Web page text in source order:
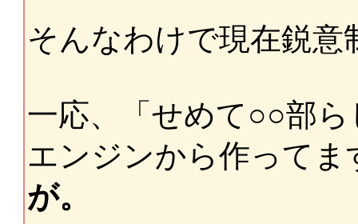
そんなわけで現在鋭意
一応、「せめて○○部
エンジンから作ってま
が。